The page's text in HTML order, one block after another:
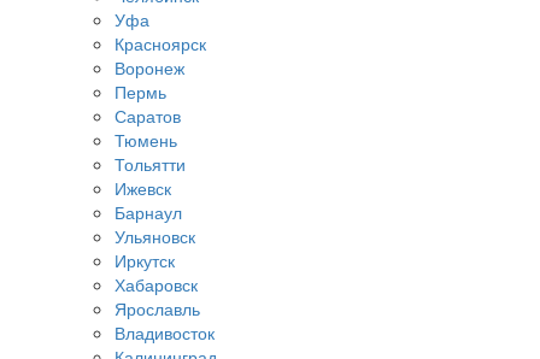
Уфа
Красноярск
Воронеж
Пермь
Саратов
Тюмень
Тольятти
Ижевск
Барнаул
Ульяновск
Иркутск
Хабаровск
Ярославль
Владивосток